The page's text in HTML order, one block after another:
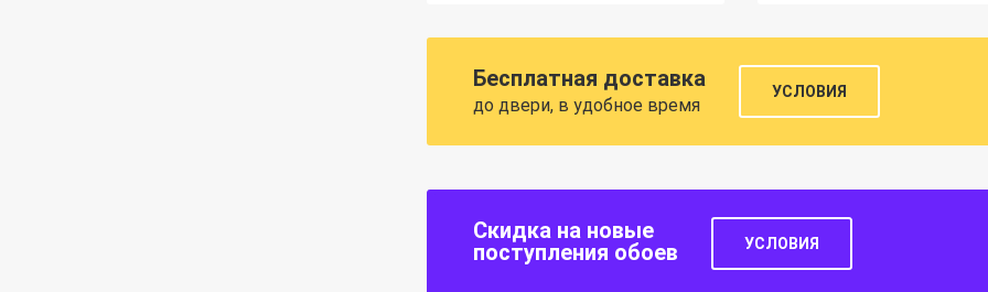
Бесплатная доставка
до двери, в удобное время
УСЛОВИЯ
Скидка на новые
поступления обоев
УСЛОВИЯ